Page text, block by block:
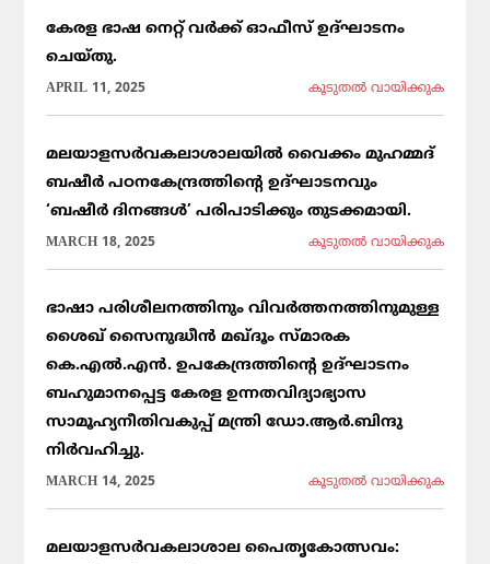
കേരള ഭാഷ നെറ്റ് വർക്ക് ഓഫീസ് ഉദ്ഘാടനം
ചെയ്തു.
APRIL 11, 2025 കൂടുതല്‍ വായിക്കുക
മലയാളസർവകലാശാലയിൽ വൈക്കം മുഹമ്മദ്
ബഷീർ പഠനകേന്ദ്രത്തിന്റെ ഉദ്ഘാടനവും
‘ബഷീർ ദിനങ്ങൾ’ പരിപാടിക്കും തുടക്കമായി.
MARCH 18, 2025 കൂടുതല്‍ വായിക്കുക
ഭാഷാ പരിശീലനത്തിനും വിവർത്തനത്തിനുമുള്ള
ശൈഖ് സൈനുദ്ധീൻ മഖ്ദൂം സ്മാരക
കെ.എൽ.എൻ. ഉപകേന്ദ്രത്തിന്റെ ഉദ്ഘാടനം
ബഹുമാനപ്പെട്ട കേരള ഉന്നതവിദ്യാഭ്യാസ
സാമൂഹ്യനീതിവകുപ്പ് മന്ത്രി ഡോ.ആർ.ബിന്ദു
നിർവഹിച്ചു.
MARCH 14, 2025 കൂടുതല്‍ വായിക്കുക
മലയാളസർവകലാശാല പൈതൃകോത്സവം: